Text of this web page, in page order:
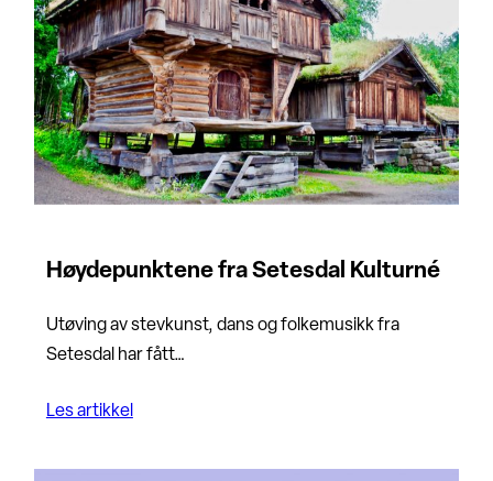
Høydepunktene fra Setesdal Kulturné
Utøving av stevkunst, dans og folkemusikk fra
Setesdal har fått…
Les artikkel